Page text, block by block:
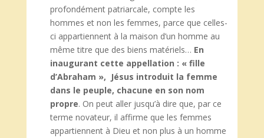
profondément patriarcale, compte les
hommes et non les femmes, parce que celles-
ci appartiennent à la maison d’un homme au
même titre que des biens matériels… En
inaugurant cette appellation : « fille
d’Abraham », Jésus introduit la femme
dans le peuple, chacune en son nom
propre. On peut aller jusqu’à dire que, par ce
terme novateur, il affirme que les femmes
appartiennent à Dieu et non plus à un homme